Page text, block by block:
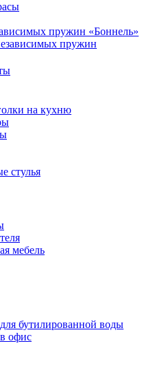
пружин «Боннель»
пружин
на кухню
стулья
мебель
бутилированной воды
офис